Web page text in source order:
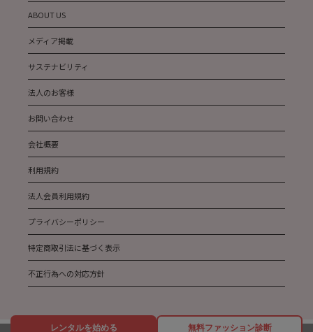
ABOUT US
メディア掲載
サステナビリティ
法人のお客様
お問い合わせ
会社概要
利用規約
法人会員利用規約
プライバシーポリシー
特定商取引法に基づく表示
不正行為への対応方針
レンタルを始める 無料ファッション診断